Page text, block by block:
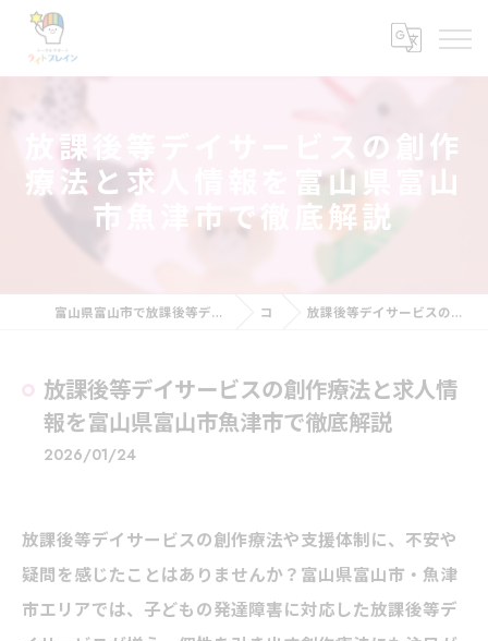
放課後等デイサービスの創作
療法と求人情報を富山県富山
市魚津市で徹底解説
富山県富山市で放課後等デイサービスの求人ならトータルサポート・ライトブレイン コラム 放課後等デイサービスの創作療法と求人情報を富山県富山市魚津市で徹底解説
放課後等デイサービスの創作療法と求人情
報を富山県富山市魚津市で徹底解説
2026/01/24
放課後等デイサービスの創作療法や支援体制に、不安や
疑問を感じたことはありませんか？富山県富山市・魚津
市エリアでは、子どもの発達障害に対応した放課後等デ